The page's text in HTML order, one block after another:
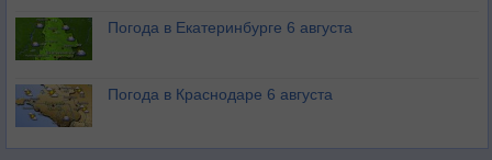
Погода в Екатеринбурге 6 августа
Погода в Краснодаре 6 августа